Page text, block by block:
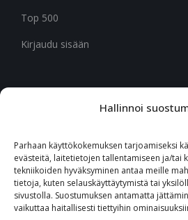
Hallinnoi
Parhaan käyttökokemuksen tarjoamiseksi
evästeitä, laitetietojen tallentamiseen ja/tai
tekniikoiden hyväksyminen antaa meille
tietoja, kuten selauskäyttäytymistä tai
sivustolla. Suostumuksen antamatta
vaikuttaa haitallisesti tiettyihin
Top 500
Kirjaudu sisään
CITYMARK SUOMI
02330 Espoo
+46 651 760 400